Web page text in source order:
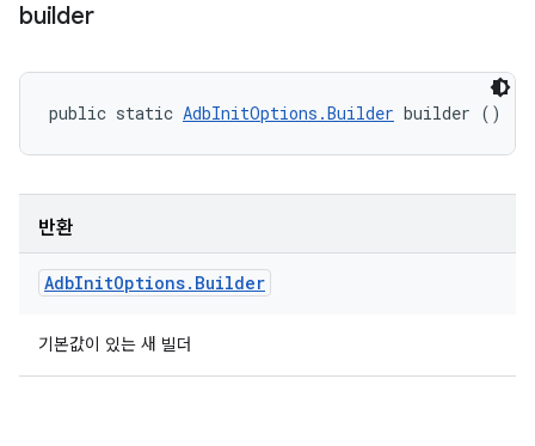
builder
public static AdbInitOptions.Builder builder ()
반환
AdbInitOptions. Builder
기본값이 있는 새 빌더